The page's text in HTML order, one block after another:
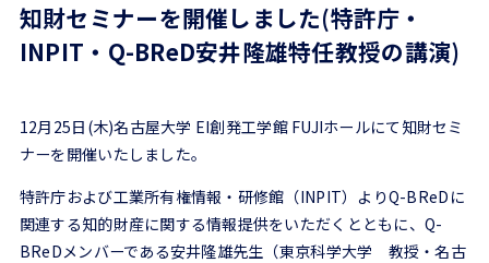
知財セミナーを開催しました(特許庁・
INPIT・Q-BReD安井隆雄特任教授の講演)
12月25日(木)名古屋大学 EI創発工学館 FUJIホールにて知財セミ
ナーを開催いたしました。
特許庁および工業所有権情報・研修館（INPIT）よりQ-BReD に
関連する知的財産に関する情報提供をいただくとともに、Q-
BReDメンバーである安井隆雄先生（東京科学大学 教授・名古